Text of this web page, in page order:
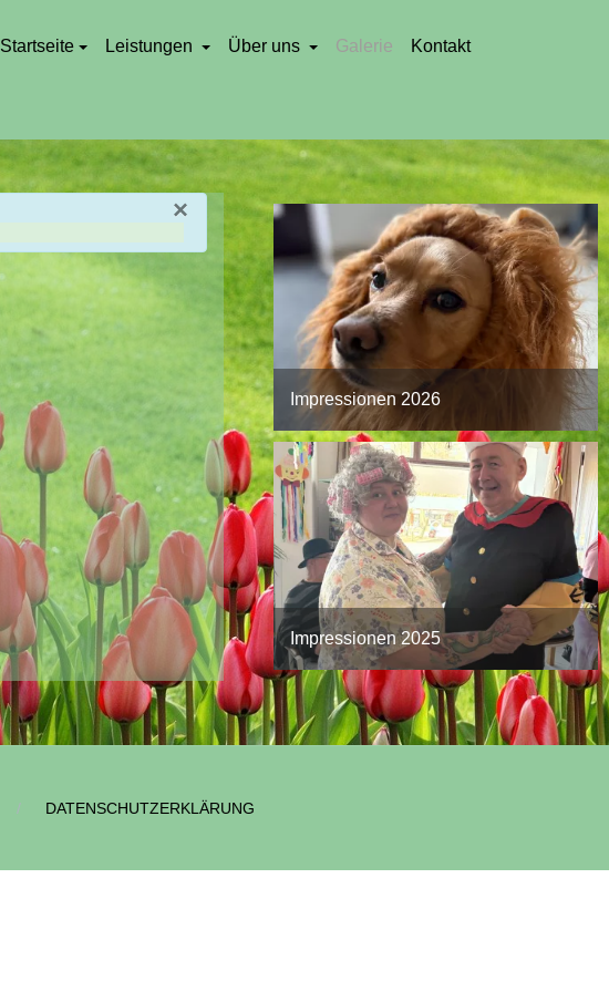
Startseite Leistungen Über uns Galerie Kontakt
×
Impressionen 2026
Impressionen 2025
DATENSCHUTZERKLÄRUNG